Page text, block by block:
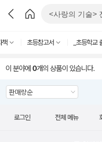
책 초등참고서 _초등학교
이 분야에 0개의 상품이 있습니다.
로그인 전체 메뉴